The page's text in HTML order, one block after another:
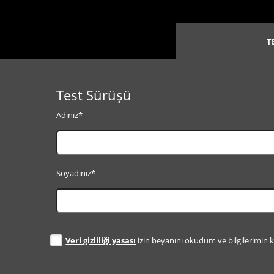
Test Sürüşü
Adınız*
Soyadınız*
Veri gizliliği yasası izin beyanını okudum ve bilgilerimin